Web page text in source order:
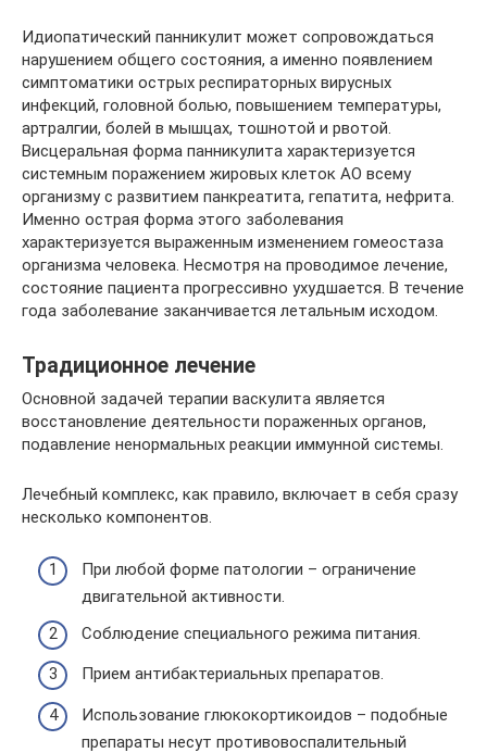
Идиопатический панникулит может сопровождаться
нарушением общего состояния, а именно появлением
симптоматики острых респираторных вирусных
инфекций, головной болью, повышением температуры,
артралгии, болей в мышцах, тошнотой и рвотой.
Висцеральная форма панникулита характеризуется
системным поражением жировых клеток АО всему
организму с развитием панкреатита, гепатита, нефрита.
Именно острая форма этого заболевания
характеризуется выраженным изменением гомеостаза
организма человека. Несмотря на проводимое лечение,
состояние пациента прогрессивно ухудшается. В течение
года заболевание заканчивается летальным исходом.
Традиционное лечение
Основной задачей терапии васкулита является
восстановление деятельности пораженных органов,
подавление ненормальных реакции иммунной системы.
Лечебный комплекс, как правило, включает в себя сразу
несколько компонентов.
При любой форме патологии – ограничение
двигательной активности.
Соблюдение специального режима питания.
Прием антибактериальных препаратов.
Использование глюкокортикоидов – подобные
препараты несут противовоспалительный